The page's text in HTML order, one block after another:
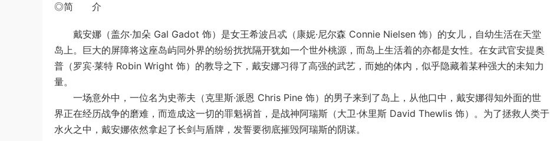
◎简 介
戴安娜（盖尔·加朵 Gal Gadot 饰）是女王希波吕忒（康妮·尼尔森 Connie Nielsen 饰）的女儿，自幼生活在天堂
岛上。巨大的屏障将这座岛屿同外界的纷纷扰扰隔开犹如一个世外桃源，而岛上生活着的亦都是女性。在女武官安提奥
普（罗宾·莱特 Robin Wright 饰）的教导之下，戴安娜习得了高强的武艺，而她的体内，似乎隐藏着某种强大的未知力
量。
一场意外中，一位名为史蒂夫（克里斯·派恩 Chris Pine 饰）的男子来到了岛上，从他口中，戴安娜得知外面的世
界正在经历战争的磨难，而造成这一切的罪魁祸首，是战神阿瑞斯（大卫·休里斯 David Thewlis 饰）。为了拯救人类于
水火之中，戴安娜依然拿起了长剑与盾牌，发誓要彻底摧毁阿瑞斯的阴谋。